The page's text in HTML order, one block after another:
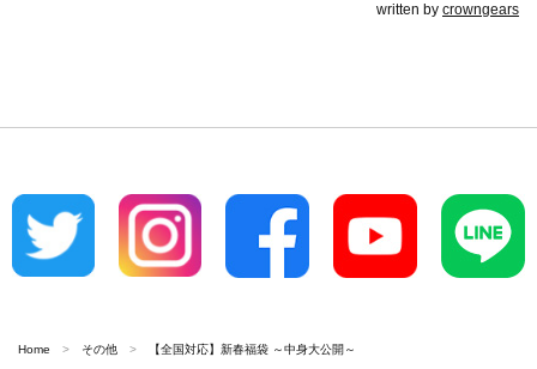
written by crowngears
Home その他 【全国対応】新春福袋 ～中身大公開～